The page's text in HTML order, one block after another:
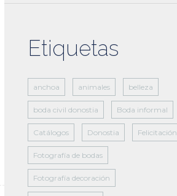
Etiquetas
anchoa animales belleza
boda civil donostia Boda informal
Catálogos Donostia Felicitación
Fotografía de bodas
Fotografía decoración